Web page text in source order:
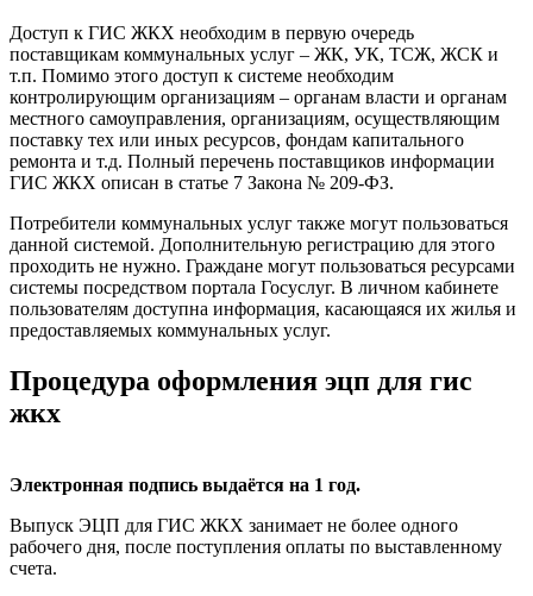
Доступ к ГИС ЖКХ необходим в первую очередь
поставщикам коммунальных услуг – ЖК, УК, ТСЖ, ЖСК и
т.п. Помимо этого доступ к системе необходим
контролирующим организациям – органам власти и органам
местного самоуправления, организациям, осуществляющим
поставку тех или иных ресурсов, фондам капитального
ремонта и т.д. Полный перечень поставщиков информации
ГИС ЖКХ описан в статье 7 Закона № 209-ФЗ.
Потребители коммунальных услуг также могут пользоваться
данной системой. Дополнительную регистрацию для этого
проходить не нужно. Граждане могут пользоваться ресурсами
системы посредством портала Госуслуг. В личном кабинете
пользователям доступна информация, касающаяся их жилья и
предоставляемых коммунальных услуг.
Процедура оформления эцп для гис
жкх
Электронная подпись выдаётся на 1 год.
Выпуск ЭЦП для ГИС ЖКХ занимает не более одного
рабочего дня, после поступления оплаты по выставленному
счета.